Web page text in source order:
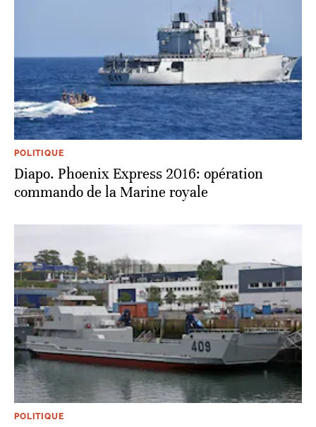
POLITIQUE
Diapo. Phoenix Express 2016: opération
commando de la Marine royale
POLITIQUE